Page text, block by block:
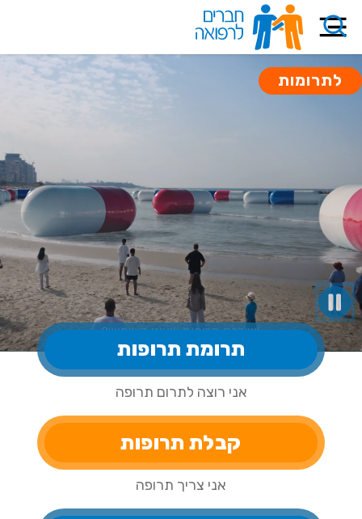
לתרומות
תרומת תרופות
אני רוצה לתרום תרופה
קבלת תרופות
אני צריך תרופה